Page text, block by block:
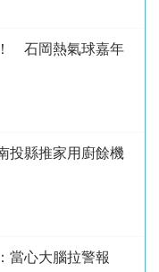
石岡熱氣球嘉年
投縣推家用廚餘機
心大腦拉警報